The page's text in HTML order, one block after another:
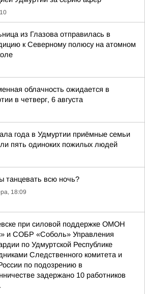
из Глазова отправилась в
к Северному полюсу на атомном
облачность ожидается в
в четверг, 6 августа
года в Удмуртии приёмные семьи
пять одиноких пожилых людей
танцевать всю ночь?
18:09
при силовой поддержке ОМОН
и СОБР «Соболь» Управления
по Удмуртской Республике
Следственного комитета и
по подозрению в
задержано 10 работников